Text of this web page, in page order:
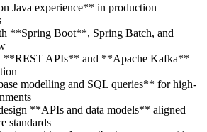
Java experience** in production
**Spring Boot**, Spring Batch, and
**REST APIs** and **Apache Kafka**
modelling and SQL queries** for high-
**APIs and data models** aligned
standards